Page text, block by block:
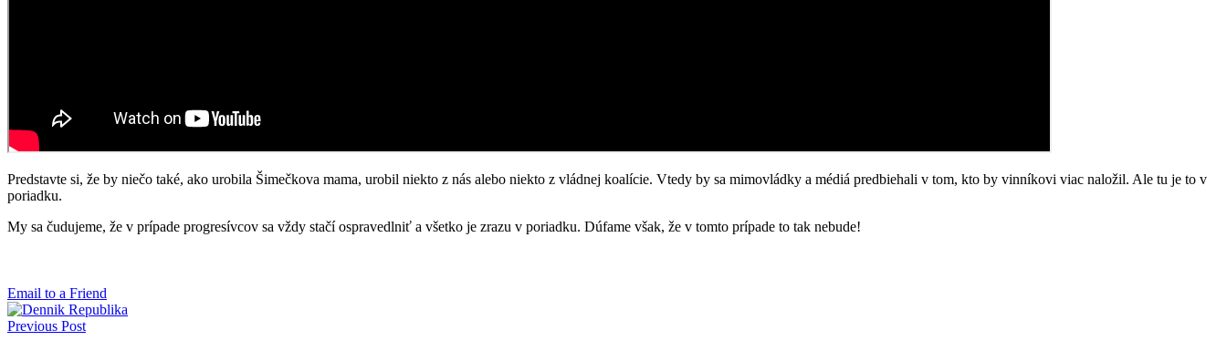
Predstavte si, že by niečo také, ako urobila Šimečkova mama, urobil niekto z nás alebo niekto z vládnej koalície. Vtedy by sa mimovládky a médiá predbiehali v tom, kto by vinníkovi viac naložil. Ale tu je to v
poriadku.
My sa čudujeme, že v prípade progresívcov sa vždy stačí ospravedlniť a všetko je zrazu v poriadku. Dúfame však, že v tomto prípade to tak nebude!
Email to a Friend
Previous Post